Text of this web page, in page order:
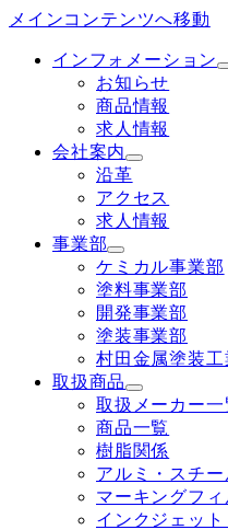
メインコンテンツへ移動
インフォメーション
お知らせ
商品情報
求人情報
会社案内
沿革
アクセス
求人情報
事業部
ケミカル事業部
塗料事業部
開発事業部
塗装事業部
村田金属塗装工
取扱商品
取扱メーカー一
商品一覧
樹脂関係
アルミ・スチー
マーキングフィ
インクジェッ